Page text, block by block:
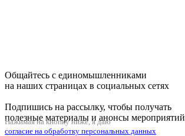
Общайтесь с единомышленниками
на наших страницах в социальных сетях
Подпишись на рассылку, чтобы получать
полезные материалы и анонсы мероприятий
Нажимая на кнопку ниже, я даю
согласие на обработку персональных данных